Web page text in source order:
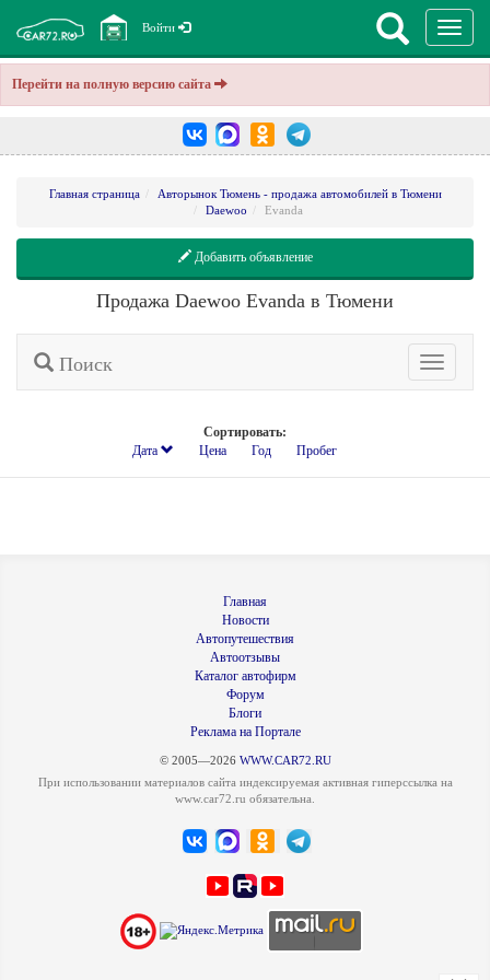
Перейти на полную версию сайта
Войти
Главная страница
Авторынок Тюмень - продажа автомобилей в Тюмени
Daewoo
Evanda
Добавить объявление
Продажа Daewoo Evanda в Тюмени
поиск
Поиск
Сортировать:
Дата
Цена Год Пробег
Главная
Новости
Автопутешествия
Автоотзывы
Каталог автофирм
Форум
Блоги
Реклама на Портале
© 2005—2026 WWW.CAR72.RU
При использовании материалов сайта индексируемая активная гиперссылка на
www.car72.ru обязательна.